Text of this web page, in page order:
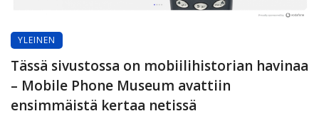
YLEINEN
Tässä sivustossa on mobiilihistorian havinaa
– Mobile Phone Museum avattiin
ensimmäistä kertaa netissä